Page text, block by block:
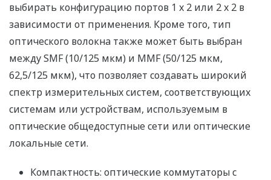
выбирать конфигурацию портов 1 x 2 или 2 x 2 в
зависимости от применения. Кроме того, тип
оптического волокна также может быть выбран
между SMF (10/125 мкм) и MMF (50/125 мкм,
62,5/125 мкм), что позволяет создавать широкий
спектр измерительных систем, соответствующих
системам или устройствам, используемым в
оптические общедоступные сети или оптические
локальные сети.
Компактность: оптические коммутаторы с